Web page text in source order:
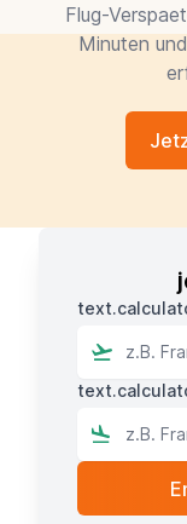
Flug-
Minuten